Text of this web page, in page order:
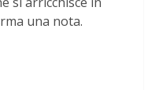
una nota.